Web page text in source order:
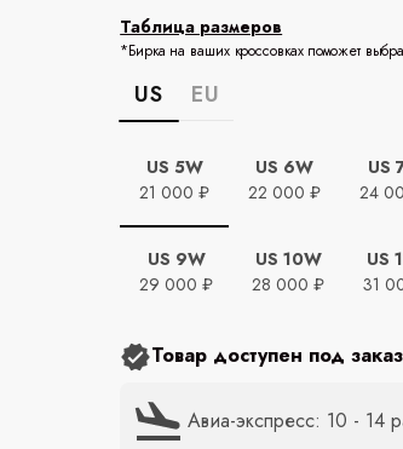
Таблица размеров
*Бирка на ваших кроссовках поможет
US EU
US 5W
21 000 ₽
US 6W
22 000 ₽
US
24
US 9W
29 000 ₽
US 10W
28 000 ₽
US
31
Товар доступен под заказ
Авиа-экспресс: 10 - 14